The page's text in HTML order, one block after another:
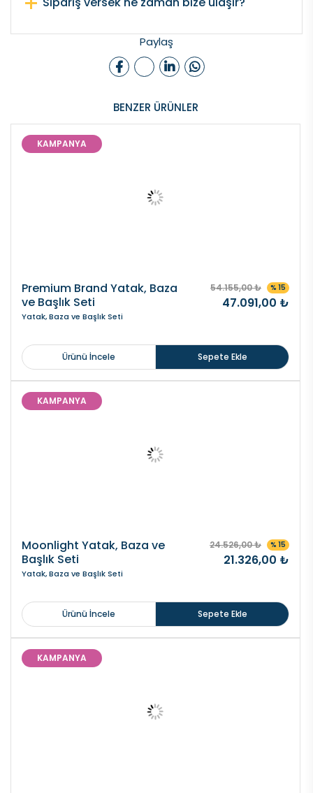
Paylaş
BENZER ÜRÜNLER
KAMPANYA
Premium Brand Yatak, Baza
ve Başlık Seti
Yatak, Baza ve Başlık Seti
54.155,00 ₺ % 15
47.091,00 ₺
Ürünü İncele Sepete Ekle
KAMPANYA
Moonlight Yatak, Baza ve
Başlık Seti
Yatak, Baza ve Başlık Seti
24.526,00 ₺ % 15
21.326,00 ₺
Ürünü İncele Sepete Ekle
KAMPANYA